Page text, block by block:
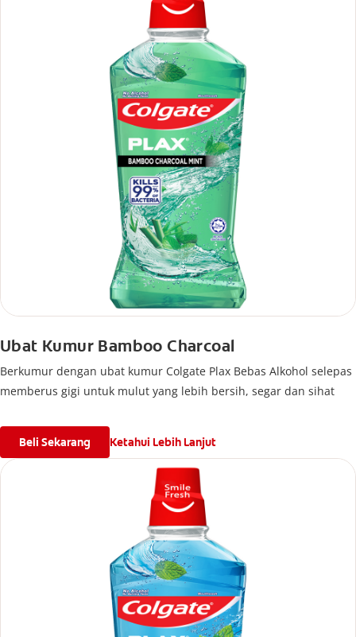
Ubat Kumur Bamboo Charcoal
Berkumur dengan ubat kumur Colgate Plax Bebas Alkohol selepas
memberus gigi untuk mulut yang lebih bersih, segar dan sihat
Beli Sekarang Ketahui Lebih Lanjut